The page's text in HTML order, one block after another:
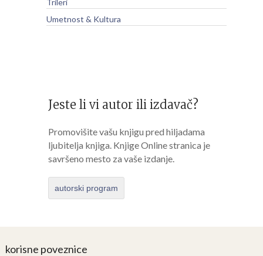
Trileri
Umetnost & Kultura
Jeste li vi autor ili izdavač?
Promovišite vašu knjigu pred hiljadama
ljubitelja knjiga. Knjige Online stranica je
savršeno mesto za vaše izdanje.
autorski program
korisne poveznice